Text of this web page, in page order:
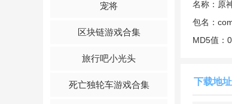
宠将
区块链游戏合集
旅行吧小光头
死亡独轮车游戏合集
4、真还原
采用了非
名称： 原
包名：
MD5值：
下载地址